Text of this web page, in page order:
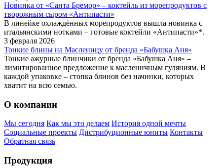
Новинка от «Санта Бремор» – коктейль из морепродуктов с
творожным сыром «Антипасти»
В линейке охлаждённых морепродуктов вышла новинка с
итальянскими нотками – готовые коктейли «Антипасти»*.
3 февраля 2026
Тонкие блины на Масленицу от бренда «Бабушка Аня»
Тонкие ажурные блинчики от бренда «Бабушка Аня» –
лимитированное предложение к масленичным гуляниям. В
каждой упаковке – стопка блинов без начинки, которых
хватит на всю семью.
О компании
Мы сегодня Как мы это делаем История одной мечты
Социальные проекты Дистрибуционные юниты Контакты
Обратная связь
Продукция